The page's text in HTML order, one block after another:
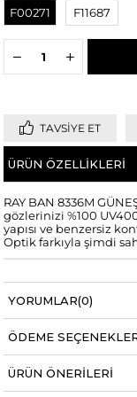
F00271 F11687
TAVSIYE ET
ÜRÜN ÖZELLIKLERI
RAY BAN 8336M
gözlerinizi %100
yapısı ve benzersiz
Optik farkıyla şimdi
YORUMLAR(0)
ÖDEME
ÜRÜN ÖNERILERI